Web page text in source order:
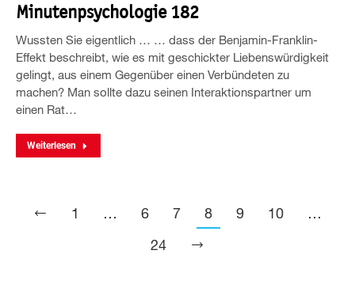
Minutenpsychologie 182
Wussten Sie eigentlich … … dass der Benjamin-Franklin-
Effekt beschreibt, wie es mit geschickter Liebenswürdigkeit
gelingt, aus einem Gegenüber einen Verbündeten zu
machen? Man sollte dazu seinen Interaktionspartner um
einen Rat…
Weiterlesen
1 … 6 7 8 9 10
…
24